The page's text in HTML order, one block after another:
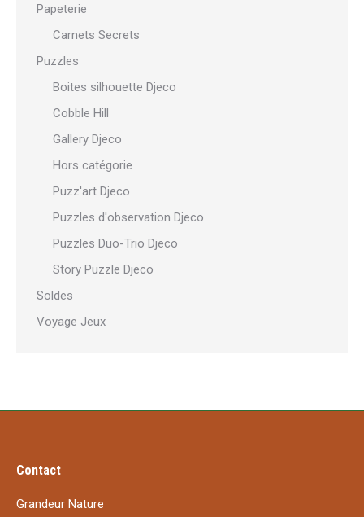
Papeterie
Carnets Secrets
Puzzles
Boites silhouette Djeco
Cobble Hill
Gallery Djeco
Hors catégorie
Puzz'art Djeco
Puzzles d'observation Djeco
Puzzles Duo-Trio Djeco
Story Puzzle Djeco
Soldes
Voyage Jeux
Contact
Grandeur Nature